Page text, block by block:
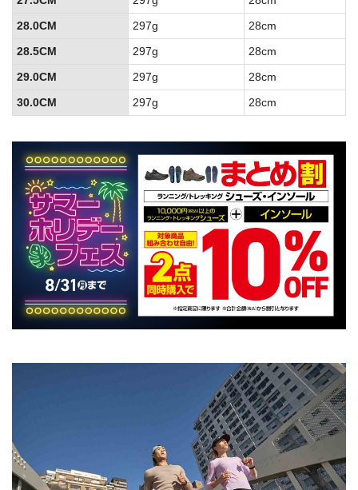
28.0CM
297g
28cm
28.5CM
297g
28cm
29.0CM
297g
28cm
30.0CM
297g 28cm